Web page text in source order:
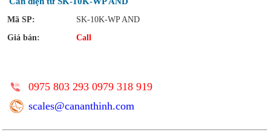
Mã SP:
SK-10K-WP AND
Giá bán:
Call
0975 803 293 0979 318 919
scales@cananthinh.com